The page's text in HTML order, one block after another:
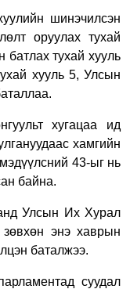
шинэчилсэн
оруулах тухай
батлах тухай хууль
хууль 5, Улсын
хугацаа ид
хамгийн
43-ыг нь
байна.
Улсын Их Хурал
энэ хаврын
баталжээ.
суудал